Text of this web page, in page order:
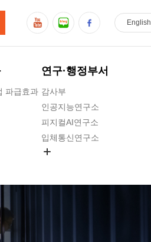
파급효과
연구·행정부서
감사부
인공지능연구소
피지컬AI연구소
입체통신연구소
English